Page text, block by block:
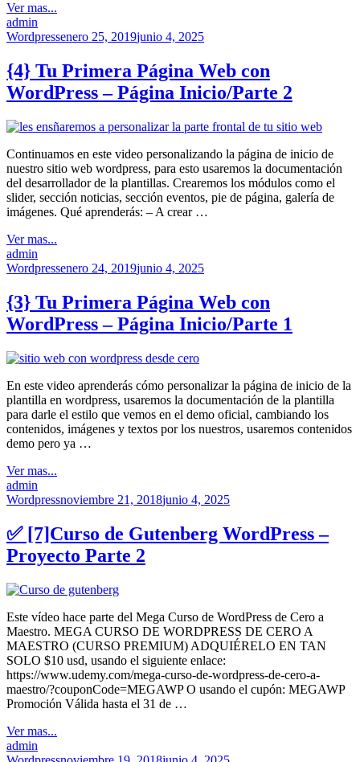
Ver mas...
admin
Wordpressenero 25, 2019junio 4, 2025
{4} Tu Primera Página Web con
WordPress – Página Inicio/Parte 2
Continuamos en este video personalizando la página de inicio de
nuestro sitio web wordpress, para esto usaremos la documentación
del desarrollador de la plantillas. Crearemos los módulos como el
slider, sección noticias, sección eventos, pie de página, galería de
imágenes. Qué aprenderás: – A crear …
Ver mas...
admin
Wordpressenero 24, 2019junio 4, 2025
{3} Tu Primera Página Web con
WordPress – Página Inicio/Parte 1
En este video aprenderás cómo personalizar la página de inicio de la
plantilla en wordpress, usaremos la documentación de la plantilla
para darle el estilo que vemos en el demo oficial, cambiando los
contenidos, imágenes y textos por los nuestros, usaremos contenidos
demo pero ya …
Ver mas...
admin
Wordpressnoviembre 21, 2018junio 4, 2025
✅ [7]Curso de Gutenberg WordPress –
Proyecto Parte 2
Este vídeo hace parte del Mega Curso de WordPress de Cero a
Maestro. MEGA CURSO DE WORDPRESS DE CERO A
MAESTRO (CURSO PREMIUM) ADQUIÉRELO EN TAN
SOLO $10 usd, usando el siguiente enlace:
https://www.udemy.com/mega-curso-de-wordpress-de-cero-a-
maestro/?couponCode=MEGAWP O usando el cupón: MEGAWP
Promoción Válida hasta el 31 de …
Ver mas...
admin